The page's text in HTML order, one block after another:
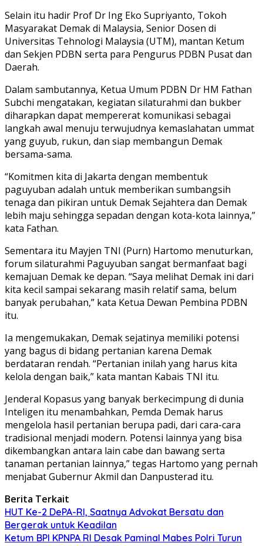
Selain itu hadir Prof Dr Ing Eko Supriyanto, Tokoh
Masyarakat Demak di Malaysia, Senior Dosen di
Universitas Tehnologi Malaysia (UTM), mantan Ketum
dan Sekjen PDBN serta para Pengurus PDBN Pusat dan
Daerah.
Dalam sambutannya, Ketua Umum PDBN Dr HM Fathan
Subchi mengatakan, kegiatan silaturahmi dan bukber
diharapkan dapat mempererat komunikasi sebagai
langkah awal menuju terwujudnya kemaslahatan ummat
yang guyub, rukun, dan siap membangun Demak
bersama-sama.
“Komitmen kita di Jakarta dengan membentuk
paguyuban adalah untuk memberikan sumbangsih
tenaga dan pikiran untuk Demak Sejahtera dan Demak
lebih maju sehingga sepadan dengan kota-kota lainnya,”
kata Fathan.
Sementara itu Mayjen TNI (Purn) Hartomo menuturkan,
forum silaturahmi Paguyuban sangat bermanfaat bagi
kemajuan Demak ke depan. “Saya melihat Demak ini dari
kita kecil sampai sekarang masih relatif sama, belum
banyak perubahan,” kata Ketua Dewan Pembina PDBN
itu.
Ia mengemukakan, Demak sejatinya memiliki potensi
yang bagus di bidang pertanian karena Demak
berdataran rendah. “Pertanian inilah yang harus kita
kelola dengan baik,” kata mantan Kabais TNI itu.
Jenderal Kopasus yang banyak berkecimpung di dunia
Inteligen itu menambahkan, Pemda Demak harus
mengelola hasil pertanian berupa padi, dari cara-cara
tradisional menjadi modern. Potensi lainnya yang bisa
dikembangkan antara lain cabe dan bawang serta
tanaman pertanian lainnya,” tegas Hartomo yang pernah
menjabat Gubernur Akmil dan Danpusterad itu.
Berita Terkait
HUT Ke-2 DePA-RI, Saatnya Advokat Bersatu dan
Bergerak untuk Keadilan
Ketum BPI KPNPA RI Desak Paminal Mabes Polri Turun